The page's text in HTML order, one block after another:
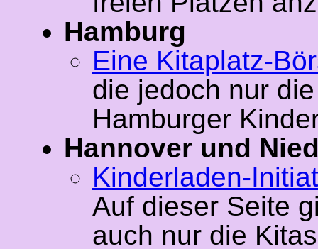
Hamburg
Eine Kitaplatz-
die jedoch nur
Hamburger
Hannover und
Kinderladen-
Auf dieser Seite
auch nur die